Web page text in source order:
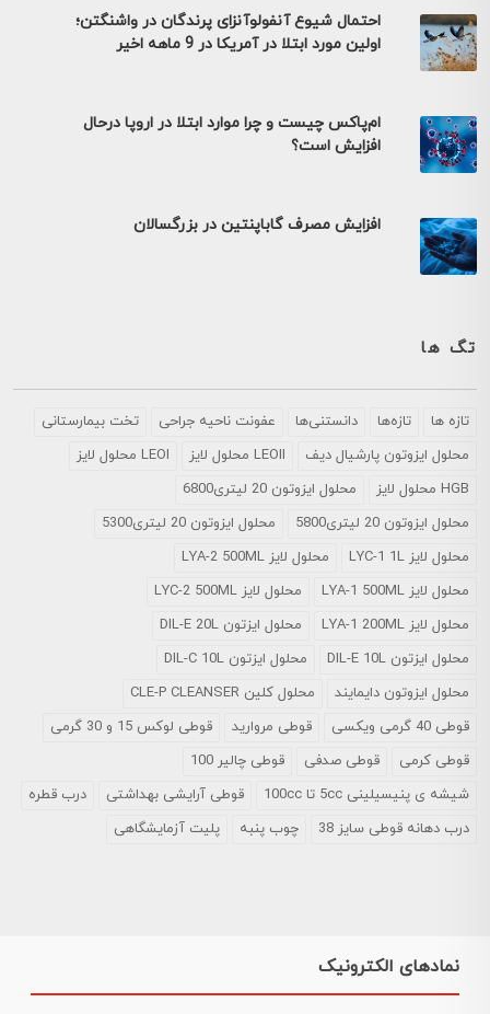
احتمال شیوع آنفولوآنزای پرندگان در واشنگتن؛
اولین مورد ابتلا در آمریکا در 9 ماهه اخیر
ام‌پاکس چیست و چرا موارد ابتلا در اروپا درحال
افزایش است؟
افزایش مصرف گاباپنتین در بزرگسالان
تگ ها
تازه ها تازه‌ها دانستنی‌ها عفونت ناحیه جراحی
تخت بیمارستانی
محلول ايزوتون پارشيال ديف
LEOII محلول لایز
LEOI محلول لایز
HGB محلول لایز
محلول ایزوتون 20 لیتری6800
محلول ایزوتون 20 لیتری5800
محلول ایزوتون 20 لیتری5300
محلول لایز LYC-1 1L
محلول لایز LYA-2 500ML
محلول لایز LYA-1 500ML
محلول لایز LYC-2 500ML
محلول لایز LYA-1 200ML
محلول ایزتون DIL-E 20L
محلول ایزتون DIL-E 10L
محلول ایزتون DIL-C 10L
محلول ایزوتون دایمایند
محلول کلین CLE-P CLEANSER
قوطی 40 گرمی ویکسی
قوطی مروارید
قوطی لوکس 15 و 30 گرمی
قوطی کرمی
قوطی صدفی
قوطی چالیر 100
شیشه ی پنیسیلینی 5cc تا 100cc
قوطی آرایشی بهداشتی
درب قطره
درب دهانه قوطی سایز 38
چوب پنبه پلیت آزمایشگاهی
نمادهای الکترونیک